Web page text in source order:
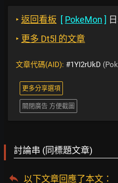
‣ 返回看板 [ PokeMon ]
‣ 更多 Dt5l 的文章
文章代碼(AID): #1YI2rUkD
更多分享選項
關閉廣告 方便截圖
討論串 (同標題文章)
以下文章回應了本文 ：